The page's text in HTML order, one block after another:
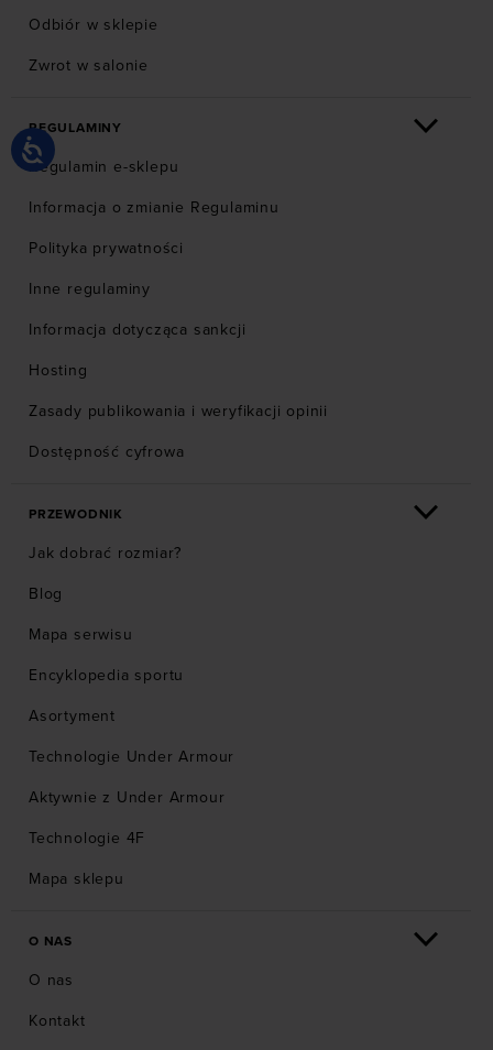
Odbiór w sklepie
Zwrot w salonie
REGULAMINY
Regulamin e-sklepu
Informacja o zmianie Regulaminu
Polityka prywatności
Inne regulaminy
Informacja dotycząca sankcji
Hosting
Zasady publikowania i weryfikacji opinii
Dostępność cyfrowa
PRZEWODNIK
Jak dobrać rozmiar?
Blog
Mapa serwisu
Encyklopedia sportu
Asortyment
Technologie Under Armour
Aktywnie z Under Armour
Technologie 4F
Mapa sklepu
O NAS
O nas
Kontakt